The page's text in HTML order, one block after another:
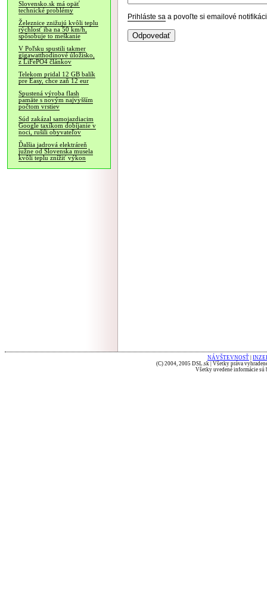
Slovensko.sk má opäť
technické problémy
Železnice znižujú kvôli teplu
rýchlosť iba na 50 km/h,
spôsobuje to meškanie
V Poľsku spustili takmer
gigawatthodinové úložisko,
z LiFePO4 článkov
Telekom pridal 12 GB balík
pre Easy, chce zaň 12 eur
Spustená výroba flash
pamäte s novým najvyšším
počtom vrstiev
Súd zakázal samojazdiacim
Google taxíkom dobíjanie v
noci, rušili obyvateľov
Ďalšia jadrová elektráreň
južne od Slovenska musela
kvôli teplu znížiť výkon
Prihláste sa a povoľte si emailové
NÁVŠTEVNOSŤ
(C) 2004, 2005 DSL.sk | Všetky práva
Všetky uvedené informácie sú